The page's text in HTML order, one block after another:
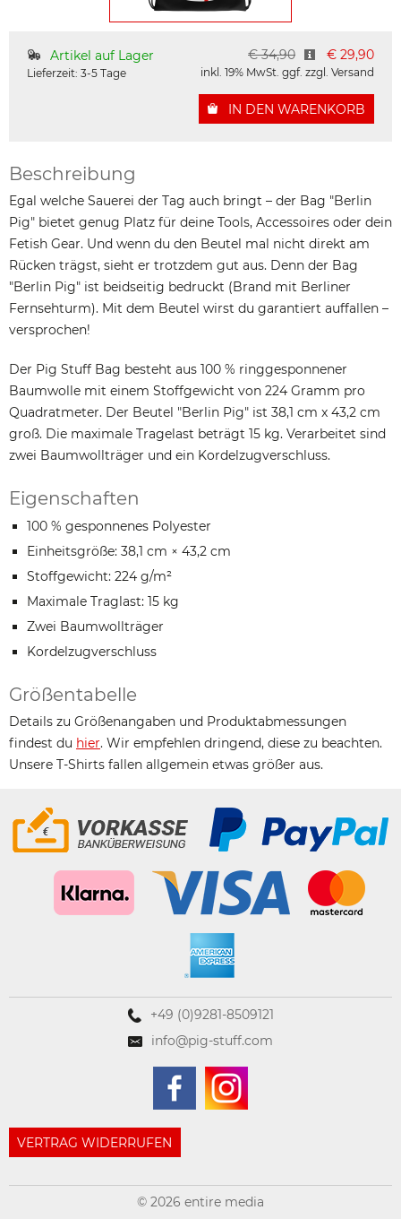
Artikel auf Lager
Lieferzeit: 3-5 Tage
€ 34,90 € 29,90
inkl. 19% MwSt. ggf. zzgl. Versand
IN DEN WARENKORB
Beschreibung
Egal welche Sauerei der Tag auch bringt – der Bag "Berlin
Pig" bietet genug Platz für deine Tools, Accessoires oder dein
Fetish Gear. Und wenn du den Beutel mal nicht direkt am
Rücken trägst, sieht er trotzdem gut aus. Denn der Bag
"Berlin Pig" ist beidseitig bedruckt (Brand mit Berliner
Fernsehturm). Mit dem Beutel wirst du garantiert auffallen –
versprochen!
Der Pig Stuff Bag besteht aus 100 % ringgesponnener
Baumwolle mit einem Stoffgewicht von 224 Gramm pro
Quadratmeter. Der Beutel "Berlin Pig" ist 38,1 cm x 43,2 cm
groß. Die maximale Tragelast beträgt 15 kg. Verarbeitet sind
zwei Baumwollträger und ein Kordelzugverschluss.
Eigenschaften
100 % gesponnenes Polyester
Einheitsgröße: 38,1 cm × 43,2 cm
Stoffgewicht: 224 g/m²
Maximale Traglast: 15 kg
Zwei Baumwollträger
Kordelzugverschluss
Größentabelle
Details zu Größenangaben und Produktabmessungen
findest du hier. Wir empfehlen dringend, diese zu beachten.
Unsere T-Shirts fallen allgemein etwas größer aus.
+49 (0)9281-8509121
info@pig-stuff.com
VERTRAG WIDERRUFEN
© 2026 entire media